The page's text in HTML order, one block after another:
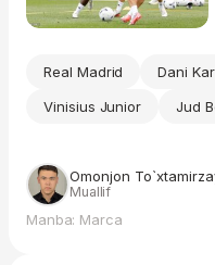
Real Madrid Dani
Vinisius Junior
Jud
Omonjon
Muallif
Manba: Marca